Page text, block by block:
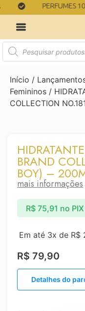
PERFUMES
Início /
Femininos /
COLLECTION
BRAND
BOY) –
mais informações
R$ 79,90
Em até 3x de R$
R$75,91 no PIX
Detalhes do